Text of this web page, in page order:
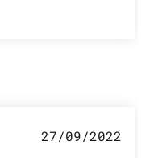
27/09/2022